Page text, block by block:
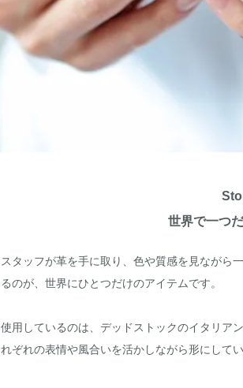
世界で一つ
スタッフが革を手に取り、色や質感を見ながら
るのが、世界にひとつだけのアイテムです。
使用しているのは、デッドストックのイタリア
れぞれの表情や風合いを活かしながら形にしてい